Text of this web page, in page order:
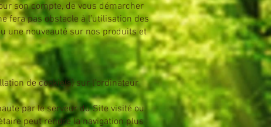
son compte, de vous démarcher
fera pas obstacle à l’utilisation des
une nouveauté sur nos produits et
de cookie(s) sur l’ordinateur
par le serveur du Site visité ou
peut rendre la navigation plus